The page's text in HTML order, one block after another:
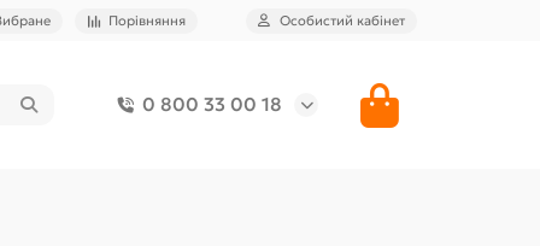
Порівняння Особистий кабінет
0 800 33 00 18